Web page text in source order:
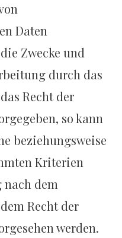
Daten
Zwecke und
durch das
Recht der
so kann
beziehungsweise
Kriterien
nach dem
Recht der
werden.